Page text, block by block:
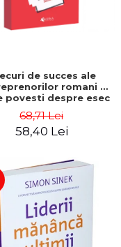
de succes ale
romani -
povesti despre esec
68,71 Lei
58,40 Lei